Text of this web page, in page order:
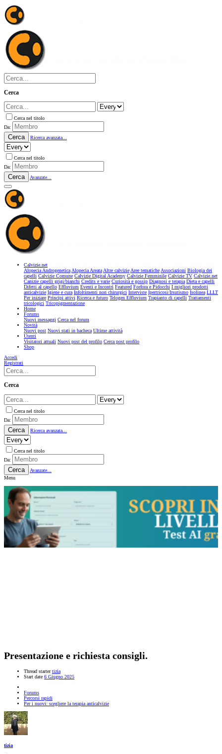
Cerca
Cerca nel titolo
Da:
Cerca Ricerca avanzata...
Cerca nel titolo
Da:
Cerca Avanzate...
Calvizie.net
Alopecia AndrogeneticaAlopecia AreataAltre calvizieAree tematicheAssociazioni Biologia dei
capelli Calvizie Comune Calvizie Digital Academy Calvizie Femminile Calvizie TV Calvizie.net
Canizie capelli grigi/bianchi Credits e varie Curiosità e gossip Diagnosi e terapia Dieta e capelli
Difetti al capello Effluvium Eventi e Incontri Featured Forfora e Pidocchi I migliori prodotti
anticalvizie Igiene e cura Infoltimenti non chirurgici Interviste Ipertricosi/Irsutismo Isolinea LLLT
Per iniziare Principi attivi Ricerca e futuro Telogen Effluvium Trapianto di capelli Trattamenti
tricologici Tricopigmentazione
Home
Forums
Nuovi messaggi Cerca nel forum
Novità
Nuovi post Nuovi stati in bacheca Ultime attività
Utenti
Visitatori attuali Nuovi post del profilo Cerca post profilo
Shop
Accedi
Registrati
Cerca
Cerca nel titolo
Da:
Cerca Ricerca avanzata...
Cerca nel titolo
Da:
Cerca
Avanzate...
Menu
Presentazione e richiesta consigli.
Thread starter tizia
Start date 6 Giugno 2025
Forums
Percorsi rapidi
Per i nuovi: scegliere la terapia anticalvizie
tizia